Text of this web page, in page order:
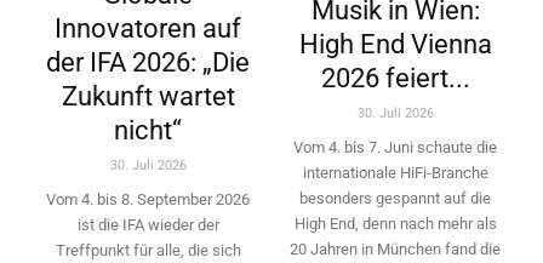
Innovatoren auf
der IFA 2026: „Die
Zukunft wartet
nicht“
30. Juli 2026
Vom 4. bis 8. September 2026
ist die IFA wieder der
Treffpunkt für alle, die sich
Musik in Wien:
High End Vienna
2026 feiert...
30. Juli 2026
Vom 4. bis 7. Juni schaute die
internationale HiFi-Branche
besonders gespannt auf die
High End, denn nach mehr als
20 Jahren in München fand die